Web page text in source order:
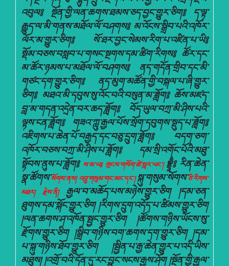
འབུལ༔ སྔོན་གྱི་ལན་ཆགས་ཐམས་ཅད་བྱང་གྱུར་ཅིག༔ ད་ལྟ་
རྒྱུད་ལ་མི་གནས་མཐོལ་ལོ་བཤགས༔ མ་འོངས་སྒྲིབ་པའི་འཁོར་
ལོར་མ་གྱུར་ཅིག༔ སོ་ཐར་བྱང་སེམས་རིག་པ་འཛིན་པ་ཡི༔
སྡོམ་བཅས་བསླབ་པ་གསང་སྔགས་དམ་ཚིག་རིགས༔ ཚོར་དང་
མ་ཚོར་ཉམས་པ་མཐོལ་ལོ་བཤགས༔ ནད་གདོན་གྲིབ་དང་མི་
གཙང་དག་གྱུར་ཅིག༔ ནད་མུག་མཚོན་གྱི་བསྐལ་པ་ཞི་གྱུར་
ཅིག༔ མཐའ་མི་དབུས་སུ་འོང་བའི་བསུན་མ་ཟློག༔ ཆོས་མཛད་
བླ་མ་གདན་འདྲེན་བར་ཆད་ཟློག༔ བོད་ཡུལ་བཀྲ་མི་ཤིས་པའི་
ལྟས་ངན་ཟློག༔ གཟའ་ཀླུ་རྒྱལ་པོས་སྲོག་དབུགས་སྡུད་པ་ཟློག༔
འཇིགས་པ་ཆེན་པོ་བརྒྱད་དང་བཅུ་དྲུག་ཟློག༔ བདག་ཅག་
འཁོར་བཅས་བཀྲ་མི་ཤིས་པ་ཟློག༔ དམ་སྲི་འགོང་པོའི་མཐུ་
སྟོབས་ནུས་པ་ཟློག༔ ས་མ་ཡ༔ གྲངས་གསོག་ཚེ་སླར་ཡང་། བྷྲཱྂ༔ རིན་ཆེན་
སྣ་ཚོགས་སོགས་ནས། འབྲུ་གསུམ་གང་མང་དང་།སྐུ་གསུམ་སོགས་ཅི་རིགས་
མཐར། རྗེས་ནི། རྒྱལ་བ་མཆོད་པས་མཉེས་གྱུར་ཅིག །དམ་ཅན་
ཐུགས་དམ་སྐོང་གྱུར་ཅིག །རིགས་དྲུག་འདོད་པ་ཚིམས་གྱུར་ཅིག
།ལན་ཆགས་ཤ་འཁོན་སྦྱང་གྱུར་ཅིག །ཚོགས་གཉིས་ཡོངས་སུ་
རྫོགས་གྱུར་ཅིག །སྒྲིབ་གཉིས་བག་ཆགས་དག་གྱུར་ཅིག །དམ་
པ་སྐུ་གཉིས་ཐོབ་གྱུར་ཅིག །སྦྱིན་པ་རྒྱ་ཆེན་གྱུར་པ་འདི་ཡིས་
མཐུས། །འགྲོ་བའི་དོན་དུ་རང་བྱུང་སངས་རྒྱས་ཤོག །སྔོན་གྱི་རྒྱལ་